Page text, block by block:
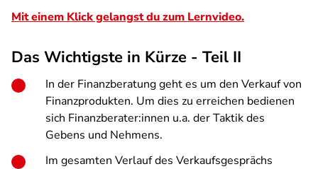
Mit einem Klick gelangst du zum Lernvideo.
Das Wichtigste in Kürze - Teil II
In der Finanzberatung geht es um den Verkauf von
Finanzprodukten. Um dies zu erreichen bedienen
sich Finanzberater:innen u.a. der Taktik des
Gebens und Nehmens.
Im gesamten Verlauf des Verkaufsgesprächs